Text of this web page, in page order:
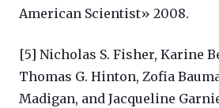
American Scientist» 2008.
[5] Nicholas S. Fisher, Karine
Thomas G. Hinton, Zofia
Madigan, and Jacqueline